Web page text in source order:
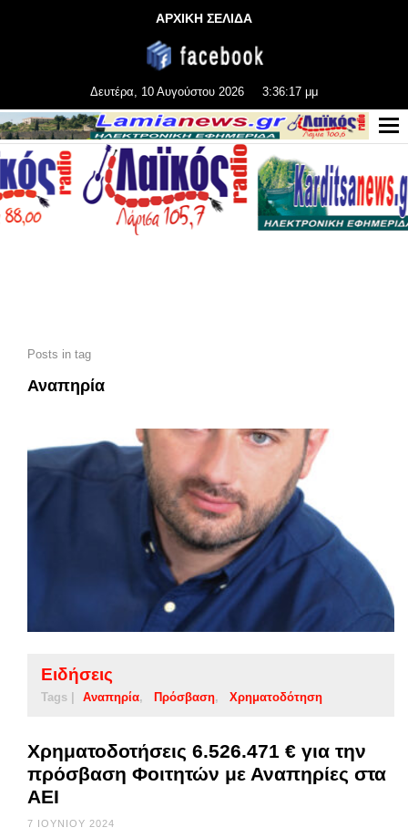
ΑΡΧΙΚΗ ΣΕΛΙΔΑ
Δευτέρα, 10 Αυγούστου 2026 3:36:18 μμ
Posts in tag
Αναπηρία
Ειδήσεις
Tags | Αναπηρία Πρόσβαση Χρηματοδότηση
Χρηματοδοτήσεις 6.526.471 € για την
πρόσβαση Φοιτητών με Αναπηρίες στα
ΑΕΙ
7 ΙΟΥΝΊΟΥ 2024